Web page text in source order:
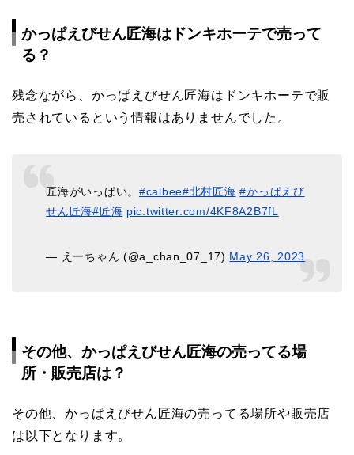
かっぱえびせん匠海はドンキホーテで売って
る？
残念ながら、かっぱえびせん匠海はドンキホーテで販
売されているという情報はありませんでした。
匠海がいっぱい。 #calbee#北村匠海 #かっぱえび
せん匠海#匠海 pic.twitter.com/4KF8A2B7fL
— えーちゃん (@a_chan_07_17) May 26, 2023
その他、かっぱえびせん匠海の売ってる場
所・販売店は？
その他、かっぱえびせん匠海の売ってる場所や販売店
は以下となります。